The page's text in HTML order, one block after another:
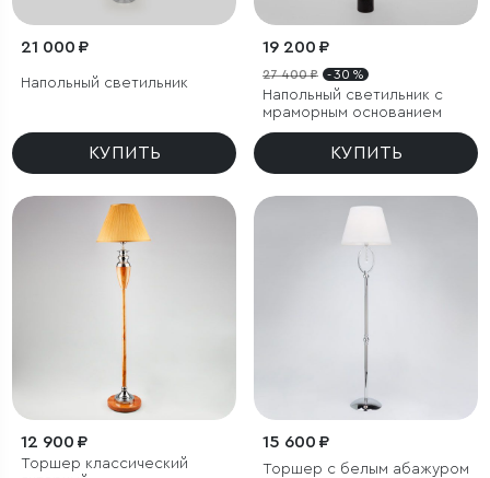
21 000 ₽
Напольный светильник
КУПИТЬ
19 200 ₽
27 400 ₽ - 30 %
Напольный светильник с
мраморным основанием
КУПИТЬ
12 900 ₽
Торшер классический
15 600 ₽
Торшер с белым абажуром